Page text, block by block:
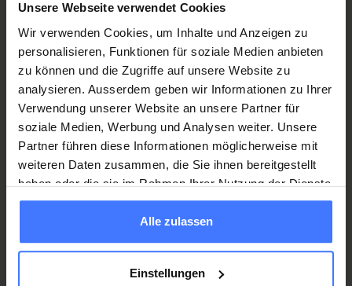
Unsere Webseite verwendet Cookies
Wir verwenden Cookies, um Inhalte und Anzeigen zu
personalisieren, Funktionen für soziale Medien anbieten
zu können und die Zugriffe auf unsere Website zu
analysieren. Ausserdem geben wir Informationen zu Ihrer
Verwendung unserer Website an unsere Partner für
soziale Medien, Werbung und Analysen weiter. Unsere
Partner führen diese Informationen möglicherweise mit
weiteren Daten zusammen, die Sie ihnen bereitgestellt
haben oder die sie im Rahmen Ihrer Nutzung der Dienste
gesammelt haben.
Alle zulassen
Einstellungen
Elöd Aszalos
theatres and central sterile supply
eloed.aszalos@paraplegie.ch
Dimitri Bichmann
Senior Consultant in Anesthesiology
dimitri.bichmann@paraplegie.ch